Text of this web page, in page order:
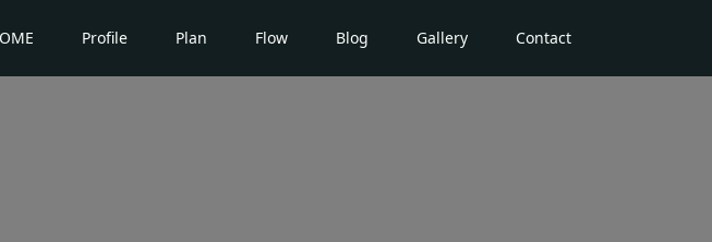
Profile Plan Flow Blog Gallery Contact